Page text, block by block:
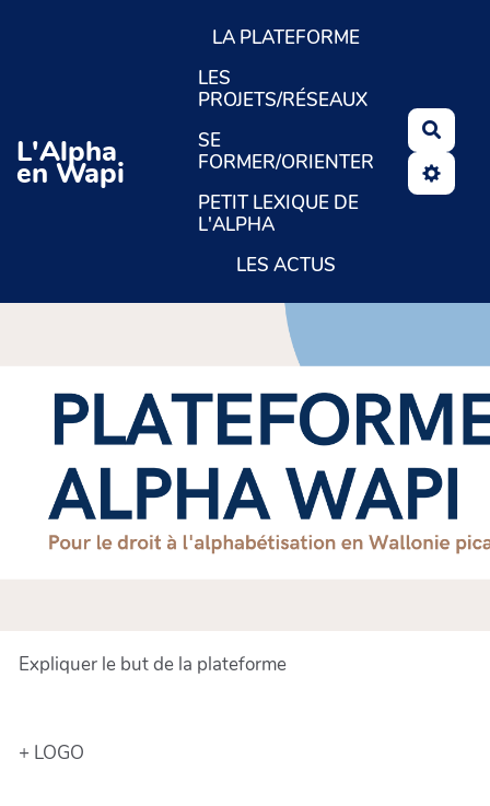
Aller au contenu principal
L'Alpha
en Wapi
LA PLATEFORME
LES
PROJETS/RÉSEAUX
SE
FORMER/ORIENTER
PETIT LEXIQUE DE
L'ALPHA
LES ACTUS
Expliquer le but de la plateforme
+ LOGO